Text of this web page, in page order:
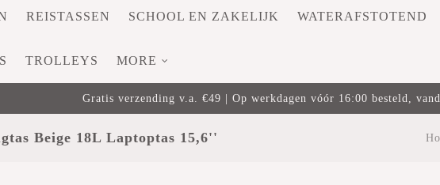
REISTASSEN SCHOOL EN ZAKELIJK WATERAFSTOTEND
TROLLEYS MORE
Gratis verzending v.a. €49 | Op werkdagen vóór 16:00 besteld,
Beige 18L Laptoptas 15,6''